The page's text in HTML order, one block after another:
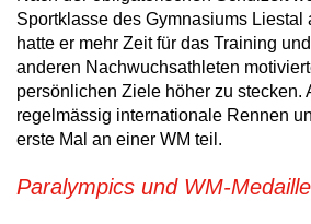
Sportklasse des Gymnasiums Liestal
hatte er mehr Zeit für das Training
anderen Nachwuchsathleten
persönlichen Ziele höher zu stecken.
regelmässig internationale Rennen
erste Mal an einer WM teil.
Paralympics und WM-